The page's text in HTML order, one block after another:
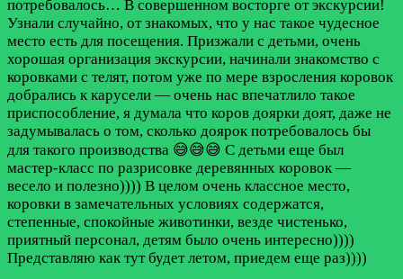
потребовалось… В совершенном восторге от экскурсии!
Узнали случайно, от знакомых, что у нас такое чудесное
место есть для посещения. Призжали с детьми, очень
хорошая организация экскурсии, начинали знакомство с
коровками с телят, потом уже по мере взросления коровок
добрались к карусели — очень нас впечатлило такое
приспособление, я думала что коров доярки доят, даже не
задумывалась о том, сколько доярок потребовалось бы
для такого производства 😅😅😅 С детьми еще был
мастер-класс по разрисовке деревянных коровок —
весело и полезно)))) В целом очень классное место,
коровки в замечательных условиях содержатся,
степенные, спокойные животинки, везде чистенько,
приятный персонал, детям было очень интересно))))
Представляю как тут будет летом, приедем еще раз))))